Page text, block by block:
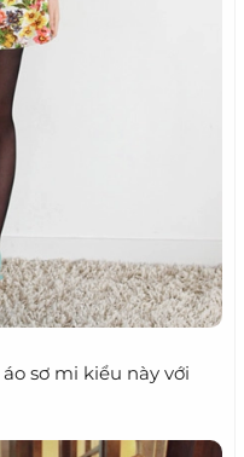
sơ mi kiểu này với